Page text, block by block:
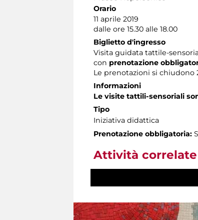
Orario
11 aprile 2019
dalle ore 15.30 alle 18.00
Biglietto d'ingresso
Visita guidata tattile-
con prenotazione
Le prenotazioni si chiudono
Informazioni
Le visite tattili-sensoriali
Tipo
Iniziativa didattica
Prenotazione obbligatoria:
Attività correlate